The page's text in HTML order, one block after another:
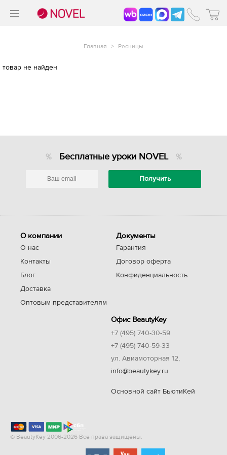
Главная > Ресницы
товар не найден
Бесплатные уроки NOVEL
О компании
О нас
Контакты
Блог
Доставка
Оптовым представителям
Документы
Гарантия
Договор оферта
Конфиденциальность
Офис BeautyKey
+7 (495) 740-30-59
+7 (495) 740-59-33
ул. Авиамоторная 12,
info@beautykey.ru
Основной сайт БьютиКей
© BeautyKey 2006-2026 Все права защищены.